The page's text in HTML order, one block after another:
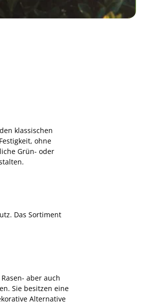
klassischen
ohne
Grün- oder
Das Sortiment
aber auch
Sie besitzen eine
Alternative